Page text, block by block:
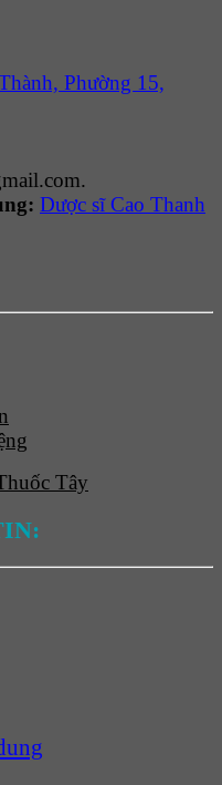
Phường 15,
Dược sĩ Cao Thanh
Tây